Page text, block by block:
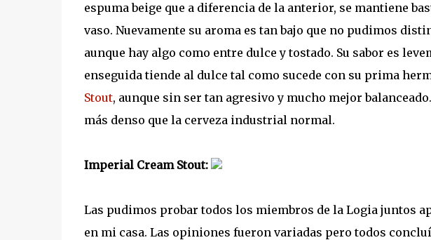
espuma beige que a diferencia de la anterior, se mantiene
vaso. Nuevamente su aroma es tan bajo que no pudimos
aunque hay algo como entre dulce y tostado. Su sabor es
enseguida tiende al dulce tal como sucede con su prima
Stout, aunque sin ser tan agresivo y mucho mejor
más denso que la cerveza industrial normal.
Imperial Cream Stout:
Las pudimos probar todos los miembros de la Logia juntos
en mi casa. Las opiniones fueron variadas pero todos